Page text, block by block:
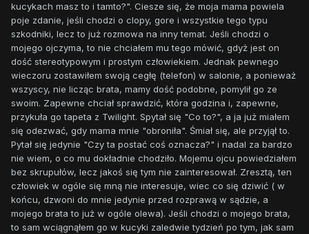
kucykach masz to i tamto?". Ciesze się, że moja mama powiela
poje zdanie, jeśli chodzi o clopy, gore i wszystkie tego typu
szkodniki, lecz to już rozmowa na inny temat. Jeśli chodzi o
mojego ojczyma, to nie chciałem mu tego mówić, gdyż jest on
dość stereotypowym i prostym człowiekiem. Jednak pewnego
wieczoru zostawiłem swoją cegłę (telefon) w salonie, a ponieważ
wszyscy, nie licząc brata, mamy dość podobne, pomylił go ze
swoim. Zapewne chciał sprawdzić, która godzina i, zapewne,
przykuła go tapeta z Twilight. Spytał się "Co to?", a ja już miałem
się odezwać, gdy mama mnie "obroniła". Śmiał się, ale przyjął to.
Pytał się jedynie "Czy ta postać coś oznacza?" i nadal za bardzo
nie wiem, o co mu dokładnie chodziło. Mojemu ojcu powiedziałem
bez skrupułów, lecz jakoś się tym nie zainteresował. Zresztą, ten
człowiek w ogóle się mną nie interesuje, wiec co się dziwić ( w
końcu, dzwoni do mnie jedynie przed rozprawą w sądzie, a
mojego brata to już w ogóle olewa). Jeśli chodzi o mojego brata,
to sam wciągnąłem go w kucyki zaledwie tydzień po tym, jak sam